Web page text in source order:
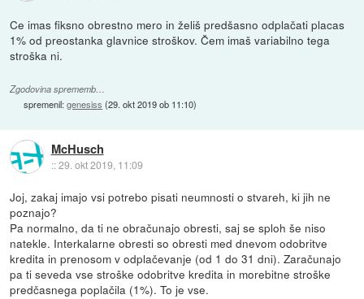
Ce imas fiksno obrestno mero in želiš predšasno odplačati placas
1% od preostanka glavnice stroškov. Čem imaš variabilno tega
stroška ni.
Zgodovina sprememb…
spremenil:genesiss (29. okt 2019 ob 11:10)
McHusch
::29. okt 2019, 11:09
Joj, zakaj imajo vsi potrebo pisati neumnosti o stvareh, ki jih ne
poznajo?
Pa normalno, da ti ne obračunajo obresti, saj se sploh še niso
natekle. Interkalarne obresti so obresti med dnevom odobritve
kredita in prenosom v odplačevanje (od 1 do 31 dni). Zaračunajo
pa ti seveda vse stroške odobritve kredita in morebitne stroške
predčasnega poplačila (1%). To je vse.